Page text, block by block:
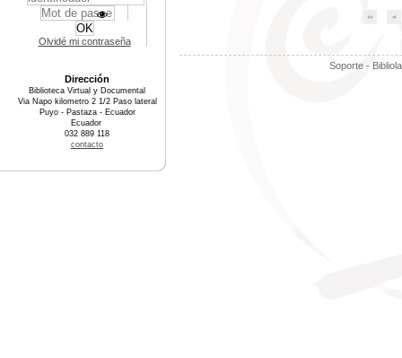
Soporte -
Olvidé mi contraseña
Dirección
Biblioteca Virtual y Documental
Via Napo kilometro 2 1/2 Paso lateral
Puyo - Pastaza - Ecuador
Ecuador
032 889 118
contacto